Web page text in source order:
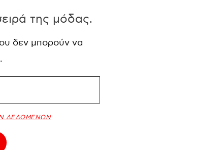
της μόδας.
δεν μπορούν να
ΔΕΔΟΜΕΝΩΝ